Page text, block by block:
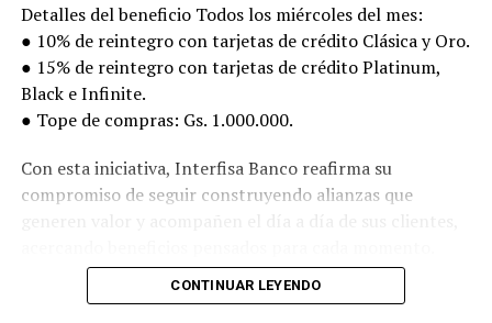
Detalles del beneficio Todos los miércoles del mes:
● 10% de reintegro con tarjetas de crédito Clásica y Oro.
● 15% de reintegro con tarjetas de crédito Platinum,
Black e Infinite.
● Tope de compras: Gs. 1.000.000.
Con esta iniciativa, Interfisa Banco reafirma su
compromiso de seguir construyendo alianzas que
CONTINUAR LEYENDO